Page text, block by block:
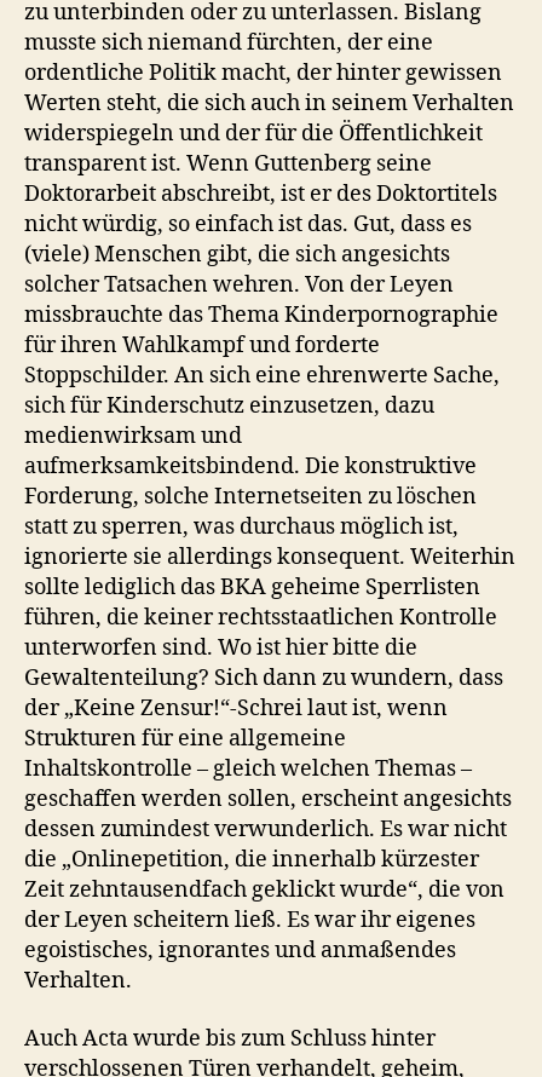
zu unterbinden oder zu unterlassen. Bislang
musste sich niemand fürchten, der eine
ordentliche Politik macht, der hinter gewissen
Werten steht, die sich auch in seinem Verhalten
widerspiegeln und der für die Öffentlichkeit
transparent ist. Wenn Guttenberg seine
Doktorarbeit abschreibt, ist er des Doktortitels
nicht würdig, so einfach ist das. Gut, dass es
(viele) Menschen gibt, die sich angesichts
solcher Tatsachen wehren. Von der Leyen
missbrauchte das Thema Kinderpornographie
für ihren Wahlkampf und forderte
Stoppschilder. An sich eine ehrenwerte Sache,
sich für Kinderschutz einzusetzen, dazu
medienwirksam und
aufmerksamkeitsbindend. Die konstruktive
Forderung, solche Internetseiten zu löschen
statt zu sperren, was durchaus möglich ist,
ignorierte sie allerdings konsequent. Weiterhin
sollte lediglich das BKA geheime Sperrlisten
führen, die keiner rechtsstaatlichen Kontrolle
unterworfen sind. Wo ist hier bitte die
Gewaltenteilung? Sich dann zu wundern, dass
der „Keine Zensur!“-Schrei laut ist, wenn
Strukturen für eine allgemeine
Inhaltskontrolle – gleich welchen Themas –
geschaffen werden sollen, erscheint angesichts
dessen zumindest verwunderlich. Es war nicht
die „Onlinepetition, die innerhalb kürzester
Zeit zehntausendfach geklickt wurde“, die von
der Leyen scheitern ließ. Es war ihr eigenes
egoistisches, ignorantes und anmaßendes
Verhalten.
Auch Acta wurde bis zum Schluss hinter
verschlossenen Türen verhandelt, geheim,